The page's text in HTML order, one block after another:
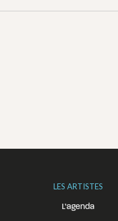
LES ARTISTES
L’agenda